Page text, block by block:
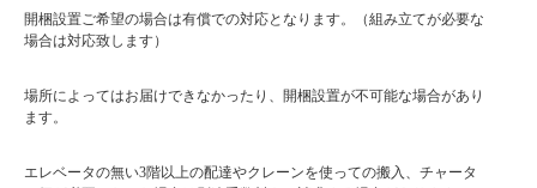
開梱設置ご希望の場合は有償での対応となります。（組み立てが必要な
場合は対応致します）
場所によってはお届けできなかったり、開梱設置が不可能な場合があり
ます。
エレベータの無い3階以上の配達やクレーンを使っての搬入、チャータ